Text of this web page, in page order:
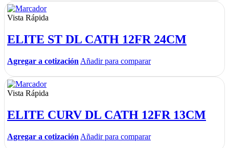
Vista Rápida
ELITE ST DL CATH 12FR 24CM
Agregar a cotización Añadir para comparar
Vista Rápida
ELITE CURV DL CATH 12FR 13CM
Agregar a cotización Añadir para comparar